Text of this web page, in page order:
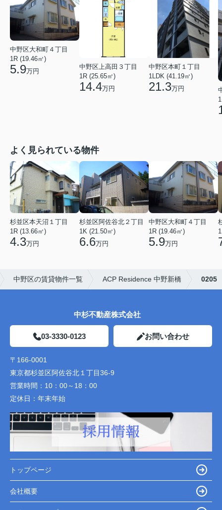
中野区大和町４丁目
1R (19.46㎡)
5.9万円
中野区上高田３丁目
1R (25.65㎡)
14.4万円
中野区本町１丁目
1LDK (41.19㎡)
21.3万円
よく見られている物件
杉並区本天沼１丁目
1R (13.66㎡)
4.3万円
杉並区阿佐谷北２丁目
1K (21.50㎡)
6.6万円
中野区大和町４丁目
1R (19.46㎡)
5.9万円
中野区の賃貸物件一覧 ACP Residence 中野新橋 0205
中杉不動産株式会社
03-3330-0123 お問い合わせ
〒166-0001
東京都杉並区阿佐谷北１丁目36-9
営業時間： 10：00～18：00
定休日： 年末年始
トップページ
会社概要